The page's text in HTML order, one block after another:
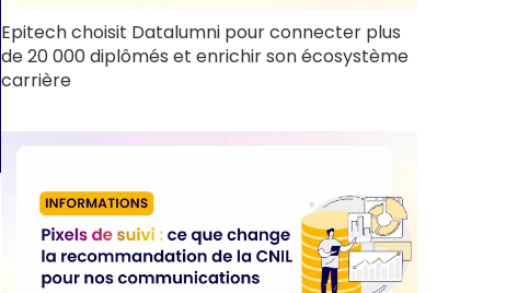
Epitech choisit Datalumni pour connecter plus
de 20 000 diplômés et enrichir son écosystème
carrière